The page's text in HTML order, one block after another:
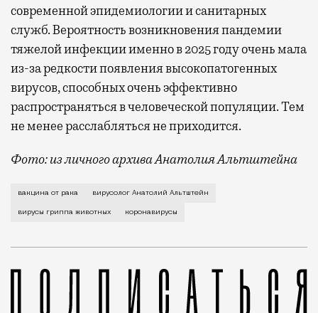
современной эпидемиологии и санитарных
служб. Вероятность возникновения пандемии
тяжелой инфекции именно в 2025 году очень мала
из-за редкости появления высокопатогенных
вирусов, способных очень эффективно
распространяться в человеческой популяции. Тем
не менее расслабляться не приходится.
Фото: из личного архива Анатолия Альтштейна
Лекарства и прививки сегодня спасают жизни в
вакцина от рака вирусолог Анатолий Альтштейн
вирусы гриппа животных коронавирусы